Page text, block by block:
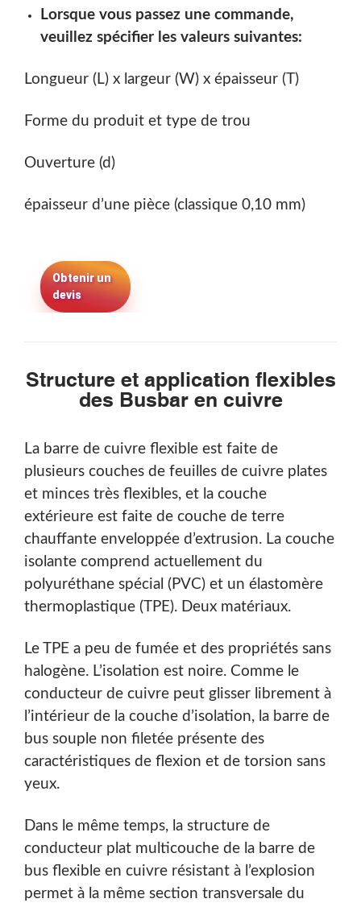
Lorsque vous passez une commande,
veuillez spécifier les valeurs suivantes:
Longueur (L) x largeur (W) x épaisseur (T)
Forme du produit et type de trou
Ouverture (d)
épaisseur d’une pièce (classique 0,10 mm)
Obtenir un
devis
Structure et application flexibles
des Busbar en cuivre
La barre de cuivre flexible est faite de
plusieurs couches de feuilles de cuivre plates
et minces très flexibles, et la couche
extérieure est faite de couche de terre
chauffante enveloppée d’extrusion. La couche
isolante comprend actuellement du
polyuréthane spécial (PVC) et un élastomère
thermoplastique (TPE). Deux matériaux.
Le TPE a peu de fumée et des propriétés sans
halogène. L’isolation est noire. Comme le
conducteur de cuivre peut glisser librement à
l’intérieur de la couche d’isolation, la barre de
bus souple non filetée présente des
caractéristiques de flexion et de torsion sans
yeux.
Dans le même temps, la structure de
conducteur plat multicouche de la barre de
bus flexible en cuivre résistant à l’explosion
permet à la même section transversale du